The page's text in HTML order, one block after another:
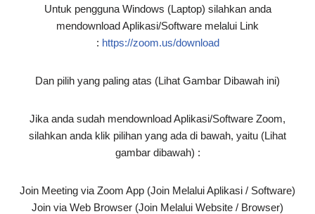
Untuk pengguna Windows (Laptop) silahkan anda
mendownload Aplikasi/Software melalui Link
: https://zoom.us/download
Dan pilih yang paling atas (Lihat Gambar Dibawah ini)
Jika anda sudah mendownload Aplikasi/Software Zoom,
silahkan anda klik pilihan yang ada di bawah, yaitu (Lihat
gambar dibawah) :
Join Meeting via Zoom App (Join Melalui Aplikasi / Software)
Join via Web Browser (Join Melalui Website / Browser)